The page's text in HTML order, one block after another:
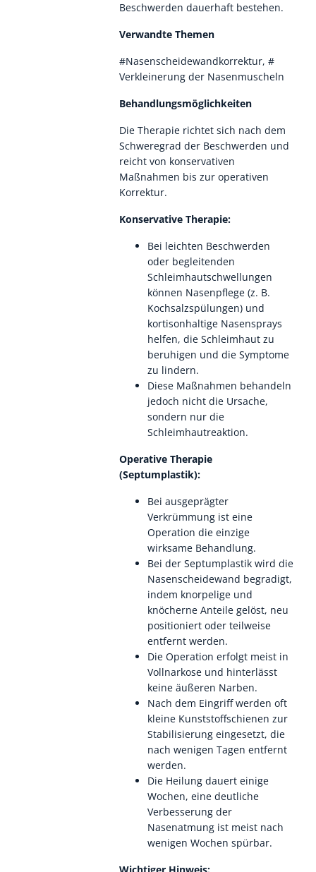
Beschwerden dauerhaft bestehen.
Verwandte Themen
#Nasenscheidewandkorrektur, #
Verkleinerung der Nasenmuscheln
Behandlungsmöglichkeiten
Die Therapie richtet sich nach dem
Schweregrad der Beschwerden und
reicht von konservativen
Maßnahmen bis zur operativen
Korrektur.
Konservative Therapie:
Bei leichten Beschwerden
oder begleitenden
Schleimhautschwellungen
können Nasenpflege (z. B.
Kochsalzspülungen) und
kortisonhaltige Nasensprays
helfen, die Schleimhaut zu
beruhigen und die Symptome
zu lindern.
Diese Maßnahmen behandeln
jedoch nicht die Ursache,
sondern nur die
Schleimhautreaktion.
Operative Therapie
(Septumplastik):
Bei ausgeprägter
Verkrümmung ist eine
Operation die einzige
wirksame Behandlung.
Bei der Septumplastik wird die
Nasenscheidewand begradigt,
indem knorpelige und
knöcherne Anteile gelöst, neu
positioniert oder teilweise
entfernt werden.
Die Operation erfolgt meist in
Vollnarkose und hinterlässt
keine äußeren Narben.
Nach dem Eingriff werden oft
kleine Kunststoffschienen zur
Stabilisierung eingesetzt, die
nach wenigen Tagen entfernt
werden.
Die Heilung dauert einige
Wochen, eine deutliche
Verbesserung der
Nasenatmung ist meist nach
wenigen Wochen spürbar.